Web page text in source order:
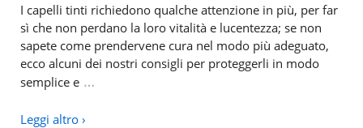
I capelli tinti richiedono qualche attenzione in più, per far
sì che non perdano la loro vitalità e lucentezza; se non
sapete come prendervene cura nel modo più adeguato,
ecco alcuni dei nostri consigli per proteggerli in modo
semplice e …
Leggi altro ›